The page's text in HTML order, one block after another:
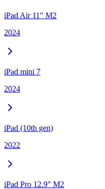
iPad Air 11" M2
2024
iPad mini 7
2024
iPad (10th gen)
2022
iPad Pro 12.9" M2